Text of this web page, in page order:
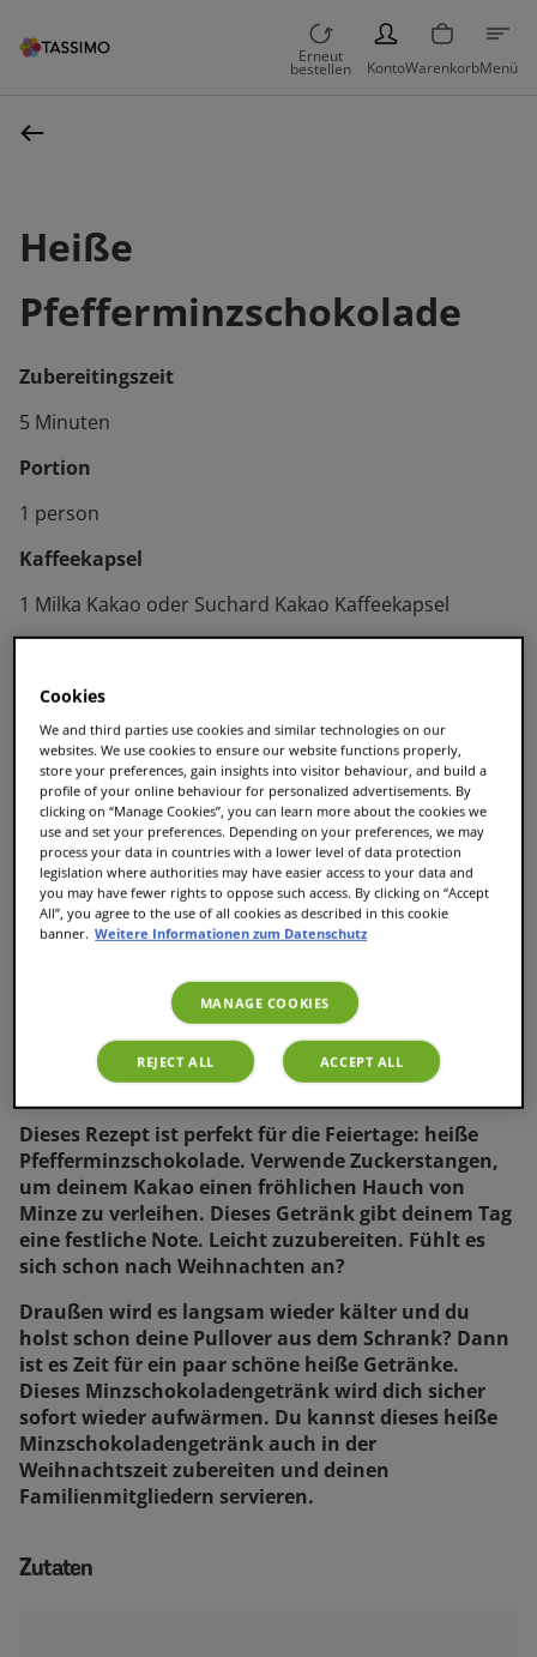
Erneut
bestellen
PERSON
KontoWarenkorbMenü
Heiße
Pfefferminzschokolade
Zubereitingszeit
5 Minuten
Portion
1 person
Kaffeekapsel
1 Milka Kakao oder Suchard Kakao Kaffeekapsel
Dieses Rezept ist perfekt für die Feiertage: heiße
Pfefferminzschokolade. Verwende Zuckerstangen,
um deinem Kakao einen fröhlichen Hauch von
Minze zu verleihen. Dieses Getränk gibt deinem Tag
eine festliche Note. Leicht zuzubereiten. Fühlt es
sich schon nach Weihnachten an?
Draußen wird es langsam wieder kälter und du
holst schon deine Pullover aus dem Schrank? Dann
ist es Zeit für ein paar schöne heiße Getränke.
Dieses Minzschokoladengetränk wird dich sicher
sofort wieder aufwärmen. Du kannst dieses heiße
Minzschokoladengetränk auch in der
Weihnachtszeit zubereiten und deinen
Familienmitgliedern servieren.
Zutaten
Cookies
We and third parties use cookies and similar technologies on our
websites. We use cookies to ensure our website functions properly,
store your preferences, gain insights into visitor behaviour, and build a
profile of your online behaviour for personalized advertisements. By
clicking on “Manage Cookies”, you can learn more about the cookies we
use and set your preferences. Depending on your preferences, we may
process your data in countries with a lower level of data protection
legislation where authorities may have easier access to your data and
you may have fewer rights to oppose such access. By clicking on “Accept
All”, you agree to the use of all cookies as described in this cookie
banner. Weitere Informationen zum Datenschutz
MANAGE COOKIES
REJECT ALL ACCEPT ALL